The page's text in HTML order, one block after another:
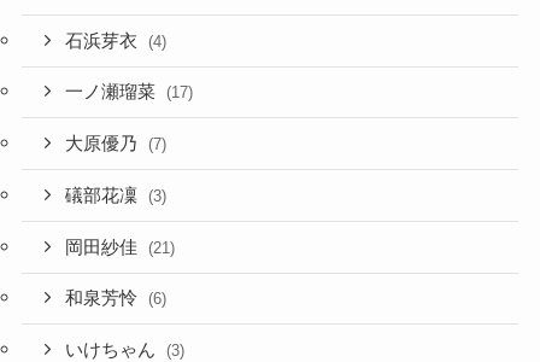
石浜芽衣 (4)
一ノ瀬瑠菜 (17)
大原優乃 (7)
礒部花凜 (3)
岡田紗佳 (21)
和泉芳怜 (6)
いけちゃん (3)